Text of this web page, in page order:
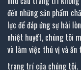
đến những sản phẩm
lực để đáp ứng sự hài
nhiệt huyết, chúng tôi
và làm việc thú vị và ấn
trang trí của chúng tôi.